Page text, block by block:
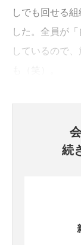
しでも回せる
した。全員が
しているので
続